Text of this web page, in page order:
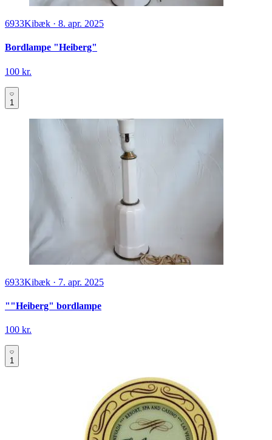
6933Kibæk · 8. apr. 2025
Bordlampe "Heiberg"
100 kr.
1
6933Kibæk · 7. apr. 2025
""Heiberg" bordlampe
100 kr.
1